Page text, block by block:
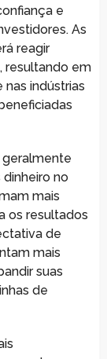
e
As
reagir
resultando em
indústrias
geralmente
no
mais
os resultados
de
mais
suas
de